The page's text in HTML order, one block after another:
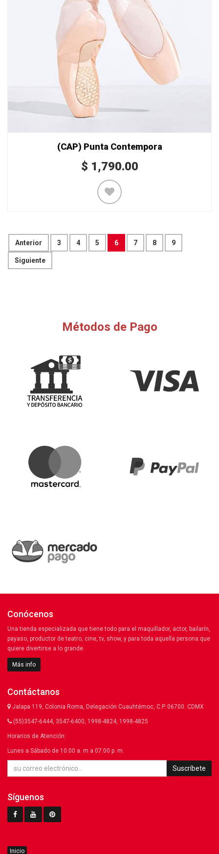
(CAP) Punta Contempora
$ 1,790.00
Anterior 3 4 5 6 7 8 9
Siguiente
Métodos de Pago
Conócenos
Una tienda especializada que tiene todo para el maquillador, actor, bailarín,
payaso, productor de teatro, cine, tv, show, y para toda aquella persona que
quiere divertirse a lo grande.
Más info
Contáctanos
Jalapa 119, Colonia Roma, Delegación Cuauhtémoc, C.P. 06700. CDMX
(55)3547-6444, 3547-6400, 1998-4824, 1998-4825
Horarios de Atención:
Lunes a Sábado de 10:00 a. m a 07:00 p. m.
Suscríbete
Síguenos
Inicio